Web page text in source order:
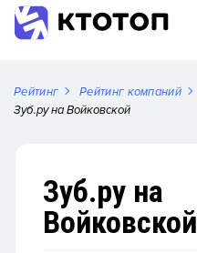
Рейтинг Рейтинг компаний
Зуб.ру на Войковской
Зуб.ру на
Войковской